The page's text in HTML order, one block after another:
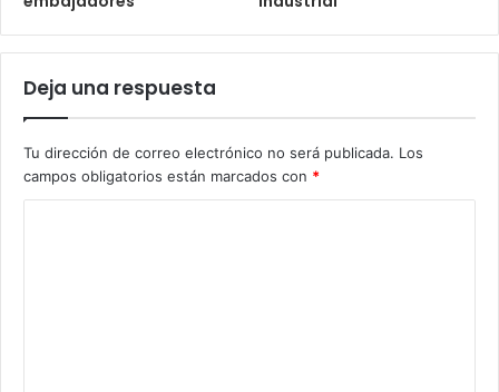
Deja una respuesta
Tu dirección de correo electrónico no será publicada. Los
campos obligatorios están marcados con *